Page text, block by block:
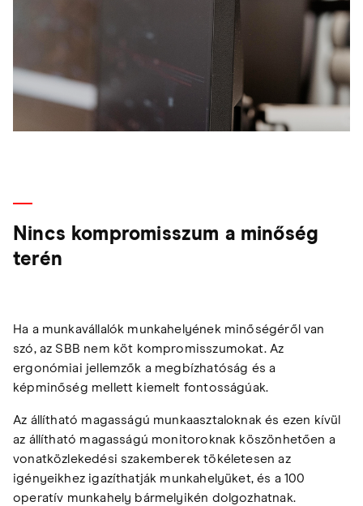
Nincs kompromisszum a minőség
terén
Ha a munkavállalók munkahelyének minőségéről van
szó, az SBB nem köt kompromisszumokat. Az
ergonómiai jellemzők a megbízhatóság és a
képminőség mellett kiemelt fontosságúak.
Az állítható magasságú munkaasztaloknak és ezen kívül
az állítható magasságú monitoroknak köszönhetően a
vonatközlekedési szakemberek tökéletesen az
igényeikhez igazíthatják munkahelyüket, és a 100
operatív munkahely bármelyikén dolgozhatnak.